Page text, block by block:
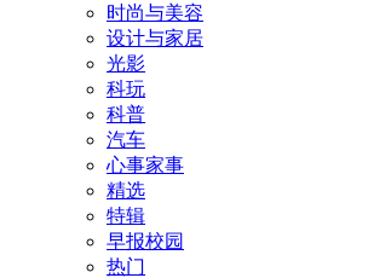
时尚与美容
设计与家居
光影
科玩
科普
汽车
心事家事
精选
特辑
早报校园
热门